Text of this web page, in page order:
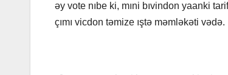
əy vote nıbe ki, mıni bıvindon yaanki
çımı vicdon təmize ıştə məmləkəti vədə.